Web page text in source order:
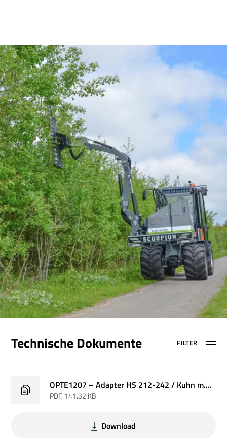
Technische Dokumente FILTER
OPTE1207 – Adapter HS 212-242 / Kuhn m. flowdivider 50L
PDF, 141.32 KB
Download